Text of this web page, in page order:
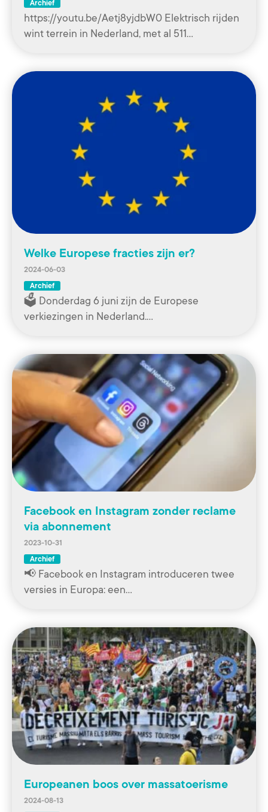
Archief
https://youtu.be/Aetj8yjdbW0 Elektrisch rijden
wint terrein in Nederland, met al 511…
Welke Europese fracties zijn er?
2024-06-03
Archief
🗳️ Donderdag 6 juni zijn de Europese
verkiezingen in Nederland.…
Facebook en Instagram zonder reclame
via abonnement
2023-10-31
Archief
📢 Facebook en Instagram introduceren twee
versies in Europa: een…
Europeanen boos over massatoerisme
2024-08-13